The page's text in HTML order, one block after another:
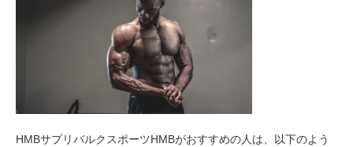
HMBサプリバルクスポーツHMBがおすすめの人は、以下のよう